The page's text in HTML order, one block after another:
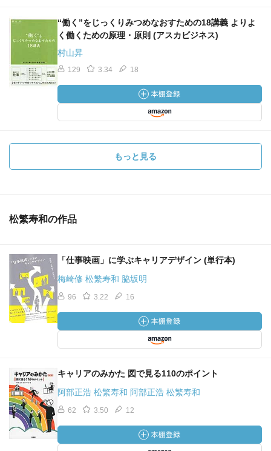
“働く”をじっくりみつめなおすための18講義 よりよ
く働くための原理・原則 (アスカビジネス)
村山昇
129 3.34 18
もっと見る
松繁寿和の作品
「仕事映画」に学ぶキャリアデザイン (単行本)
梅崎修 松繁寿和 脇坂明
96 3.22 16
キャリアのみかた 図で見る110のポイント
阿部正浩 松繁寿和 阿部正浩 松繁寿和
62 3.50 12